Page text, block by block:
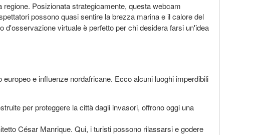
Posizionata strategicamente, questa webcam
possono quasi sentire la brezza marina e il calore del
virtuale è perfetto per chi desidera farsi un'idea
e influenze nordafricane. Ecco alcuni luoghi imperdibili
per proteggere la città dagli invasori, offrono oggi una
César Manrique. Qui, i turisti possono rilassarsi e godere